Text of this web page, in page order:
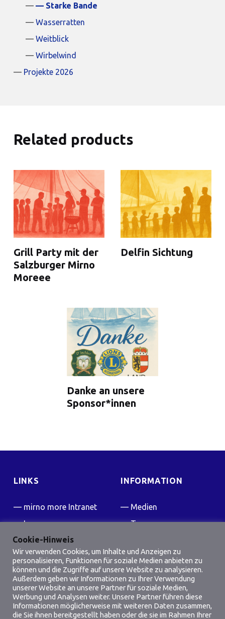
Starke Bande
Wasserratten
Weitblick
Wirbelwind
Projekte 2026
Related products
Grill Party mit der
Salzburger Mirno
Moreee
Delfin Sichtung
Danke an unsere
Sponsor*innen
LINKS
mirno more Intranet
Impressum
Kontakt
FAQ
Friedensflotte Wiki
INFORMATION
Medien
Team
SOCIAL MEDIA
Cookie-Hinweis
Wir verwenden Cookies, um Inhalte und Anzeigen zu
personalisieren, Funktionen für soziale Medien anbieten zu
können und die Zugriffe auf unsere Website zu analysieren.
Außerdem geben wir Informationen zu Ihrer Verwendung
unserer Website an unsere Partner für soziale Medien,
Werbung und Analysen weiter. Unsere Partner führen diese
Informationen möglicherweise mit weiteren Daten zusammen,
die Sie ihnen bereitgestellt haben oder die sie im Rahmen Ihrer